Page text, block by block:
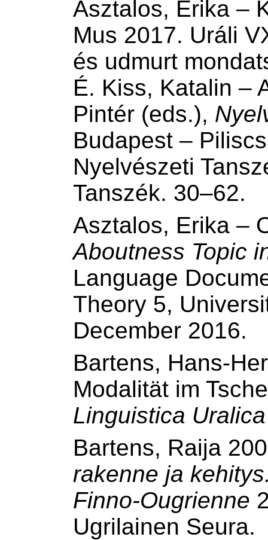
Asztalos, Erika –
Mus 2017. Uráli
és udmurt
É. Kiss, Katalin –
Pintér (eds.),
Budapest –
Nyelvészeti
Tanszék. 30–62.
Asztalos, Erika –
Aboutness Topic
Language
Theory 5,
December 2016.
Bartens, Hans-
Modalität im
Linguistica Uralica
Bartens, Raija
rakenne ja
Finno-Ougrienne
Ugrilainen Seura.